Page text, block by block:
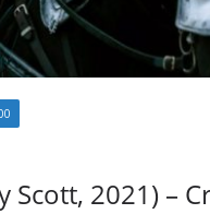
Scott, 2021) –